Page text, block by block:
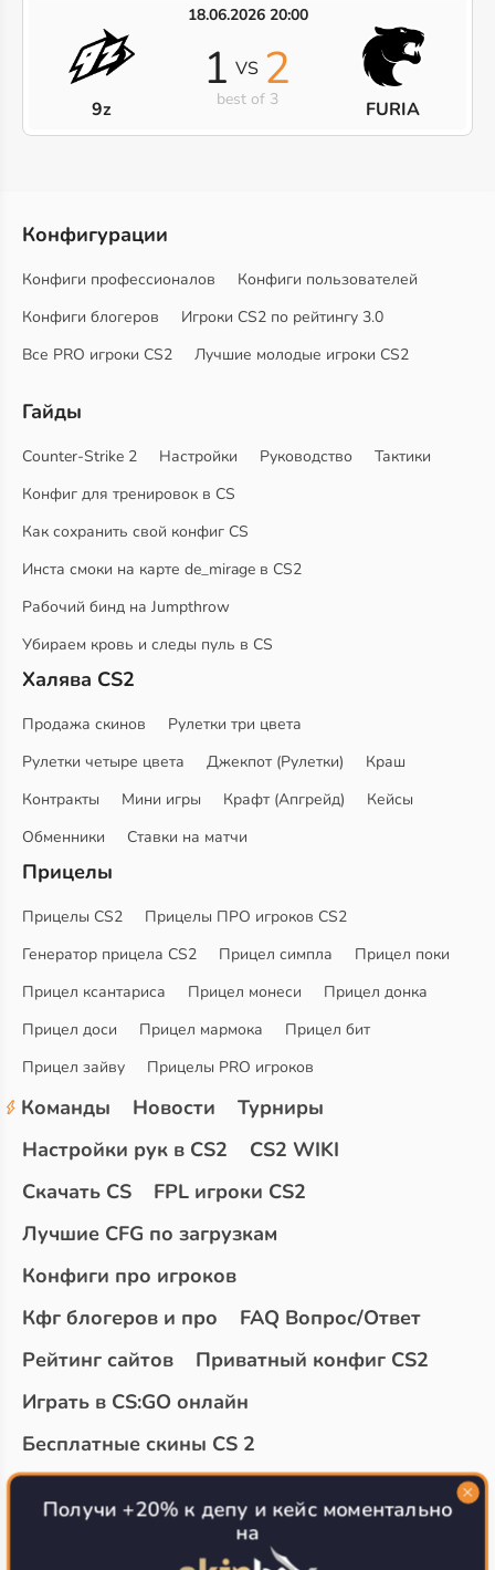
18.06.2026 20:00
9z
1 VS 2
best of 3 FURIA
Конфигурации
Конфиги профессионалов
Конфиги пользователей
Конфиги блогеров
Игроки CS2 по рейтингу 3.0
Все PRO игроки CS2
Лучшие молодые игроки CS2
Гайды
Counter-Strike 2 Настройки Руководство
Тактики
Конфиг для тренировок в CS
Как сохранить свой конфиг CS
Инста смоки на карте de_mirage в CS2
Рабочий бинд на Jumpthrow
Убираем кровь и следы пуль в CS
Халява CS2
Продажа скинов
Рулетки три цвета
Рулетки четыре цвета
Джекпот (Рулетки)
Краш
Контракты
Мини игры Крафт (Апгрейд)
Кейсы
Обменники
Ставки на матчи
Прицелы
Прицелы CS2
Прицелы ПРО игроков CS2
Генератор прицела CS2
Прицел симпла
Прицел поки
Прицел ксантариса
Прицел монеси
Прицел донка
Прицел доси
Прицел мармока
Прицел бит
Прицел зайву
Прицелы PRO игроков
Команды Новости
Турниры
Настройки рук в CS2
CS2 WIKI
Скачать CS
FPL игроки CS2
Лучшие CFG по загрузкам
Конфиги про игроков
Кфг блогеров и про
FAQ Вопрос/Ответ
Рейтинг сайтов
Приватный конфиг CS2
Играть в CS:GO онлайн
Бесплатные скины CS 2
Получи +20% к депу и кейс моментально
на